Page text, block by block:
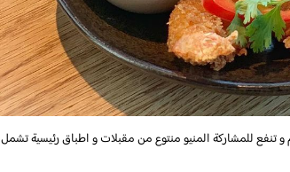
تنفع للمشاركة المنيو منتوع من مقبلات و اطباق رئيسية تشمل